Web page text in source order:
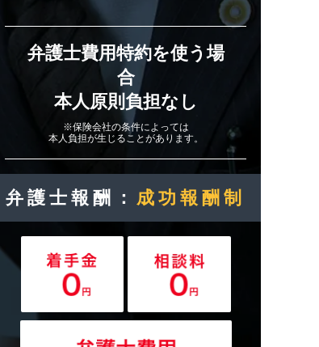
弁護士費用特約を使う場
合
本人原則負担なし
※保険会社の条件によっては
本人負担が生じることがあります。
弁護士報酬： 成功報酬制